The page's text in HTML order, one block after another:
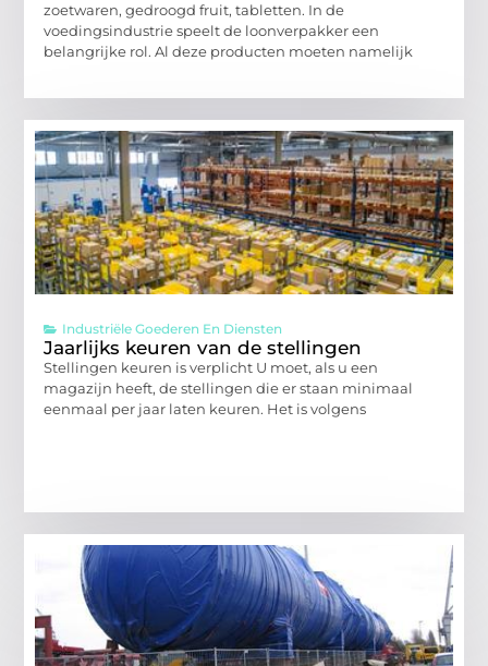
zoetwaren, gedroogd fruit, tabletten. In de
voedingsindustrie speelt de loonverpakker een
belangrijke rol. Al deze producten moeten namelijk
Industriële Goederen En Diensten
Jaarlijks keuren van de stellingen
Stellingen keuren is verplicht U moet, als u een
magazijn heeft, de stellingen die er staan minimaal
eenmaal per jaar laten keuren. Het is volgens